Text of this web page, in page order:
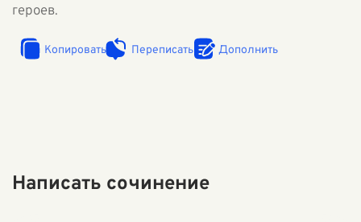
героев.
Копировать Переписать Дополнить
Написать сочинение